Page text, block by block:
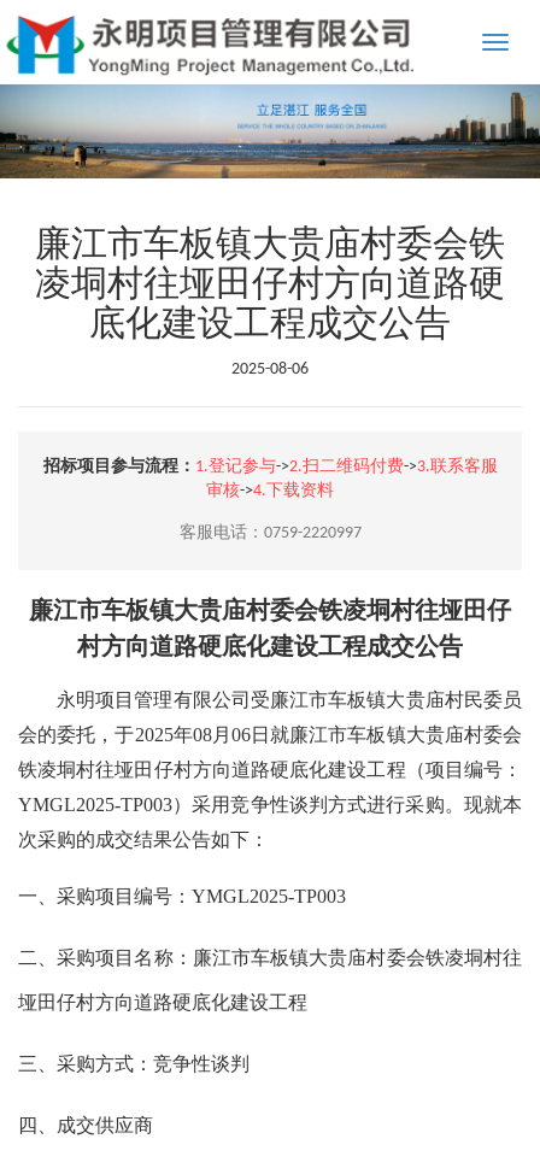
Toggle
廉江市车板镇大贵庙村委会铁
凌垌村往垭田仔村方向道路硬
底化建设工程成交公告
2025-08-06
招标项目参与流程： 1.登记参与->2.扫二维码付费->3.联系客服
审核->4.下载资料
客服电话：0759-2220997
廉江市车板镇大贵庙村委会铁凌垌村往垭田仔
村方向道路硬底化建设工程成交公告
永明项目管理有限公司 受廉江市车板镇大贵庙村民委员
会的委托，于2025年08月06日 就廉江市车板镇大贵庙村委会
铁凌垌村往垭田仔村方向道路硬底化建设工程 （项目编号：
YMGL2025-TP003）采用竞争性谈判方式进行采购。现就本
次采购的成交结果公告如下：
一、 采购项目编号： YMGL2025-TP003
二、采购项目名称： 廉江市车板镇大贵庙村委会铁凌垌村往
垭田仔村方向道路硬底化建设工程
三 、采购方式：竞争性谈判
四 、成交供应商